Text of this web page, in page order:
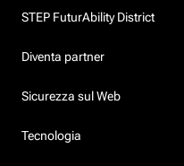
STEP FuturAbility District
Diventa partner
Sicurezza sul Web
Tecnologia